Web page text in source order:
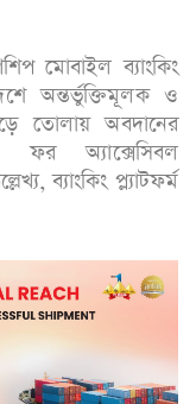
মোবাইল ব্যাংকিং
অন্তর্ভুক্তিমূলক ও
তোলায় অবদানের
ফর অ্যাক্সেসিবল
ব্যাংকিং প্ল্যাটফর্ম